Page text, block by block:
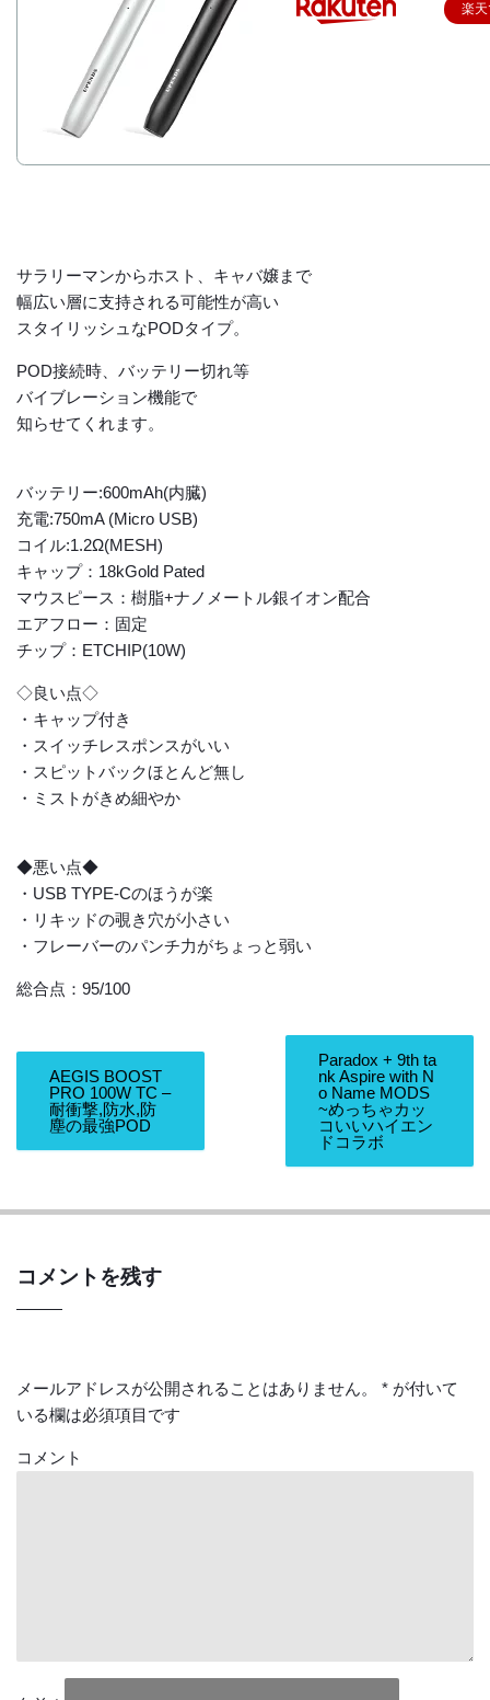
楽
サラリーマンからホスト、キャバ嬢まで
幅広い層に支持される可能性が高い
スタイリッシュなPODタイプ。
POD接続時、バッテリー切れ等
バイブレーション機能で
知らせてくれます。
バッテリー:600mAh(内臓)
充電:750mA (Micro USB)
コイル:1.2Ω(MESH)
キャップ：18kGold Pated
マウスピース：樹脂+ナノメートル銀イオン配合
エアフロー：固定
チップ：ETCHIP(10W)
◇良い点◇
・キャップ付き
・スイッチレスポンスがいい
・スピットバックほとんど無し
・ミストがきめ細やか
◆悪い点◆
・USB TYPE-Cのほうが楽
・リキッドの覗き穴が小さい
・フレーバーのパンチ力がちょっと弱い
総合点：95/100
AEGIS BOOST
PRO 100W TC –
耐衝撃,防水,防
塵の最強POD
Paradox + 9th ta
nk Aspire with N
o Name MODS
~めっちゃカッ
コいいハイエン
ドコラボ
コメントを残す
メールアドレスが公開されることはありません。 * が付いて
いる欄は必須項目です
コメント